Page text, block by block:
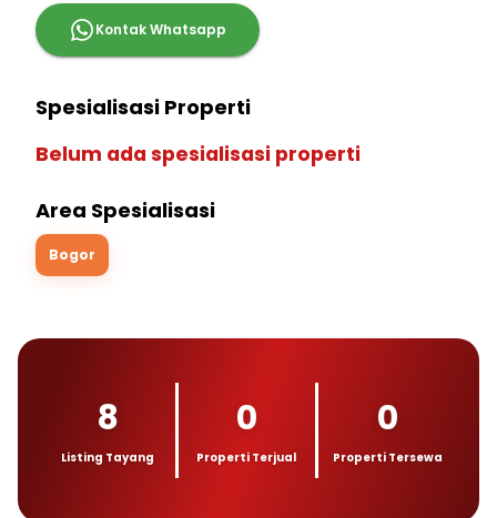
Kontak Whatsapp
Spesialisasi Properti
Belum ada spesialisasi properti
Area Spesialisasi
Bogor
8
Listing Tayang
0
Properti Terjual
0
Properti Tersewa